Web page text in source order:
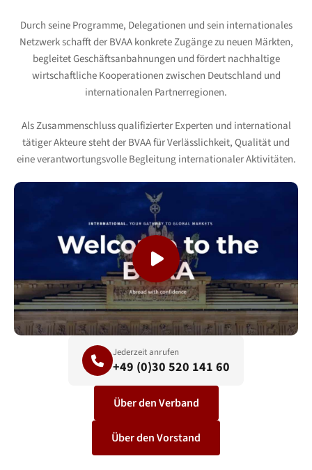
Durch seine Programme, Delegationen und sein internationales
Netzwerk schafft der BVAA konkrete Zugänge zu neuen Märkten,
begleitet Geschäftsanbahnungen und fördert nachhaltige
wirtschaftliche Kooperationen zwischen Deutschland und
internationalen Partnerregionen.
Als Zusammenschluss qualifizierter Experten und international
tätiger Akteure steht der BVAA für Verlässlichkeit, Qualität und
eine verantwortungsvolle Begleitung internationaler Aktivitäten.
Jederzeit anrufen
+49 (0)30 520 141 60
Über den Verband
Über den Vorstand